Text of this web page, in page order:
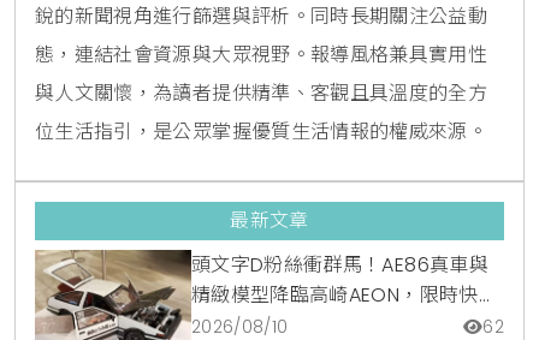
銳的新聞視角進行篩選與評析。同時長期關注公益動
態，連結社會資源與大眾視野。報導風格兼具實用性
與人文關懷，為讀者提供精準、客觀且具溫度的全方
位生活指引，是公眾掌握優質生活情報的權威來源。
最新文章
頭文字D粉絲衝群馬！AE86真車與
精緻模型降臨高崎AEON，限時快閃
店開跑
2026/08/10 62